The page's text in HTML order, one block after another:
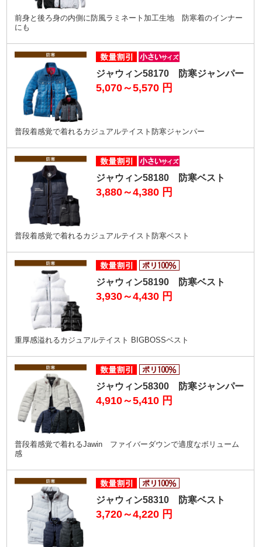
前身と後ろ身の内側に防風ラミネート加工生地 防寒着のインナー
にも
ジャウィン58170 防寒ジャンパー
5,070～5,570 円
普段着感覚で着れるカジュアルテイスト防寒ジャンパー
ジャウィン58180 防寒ベスト
3,880～4,380 円
普段着感覚で着れるカジュアルテイスト防寒ベスト
ジャウィン58190 防寒ベスト
3,930～4,430 円
重厚感溢れるカジュアルテイスト BIGBOSSベスト
ジャウィン58300 防寒ジャンパー
4,910～5,410 円
普段着感覚で着れるJawin ファイバーダウンで適度なボリューム
感
ジャウィン58310 防寒ベスト
3,720～4,220 円